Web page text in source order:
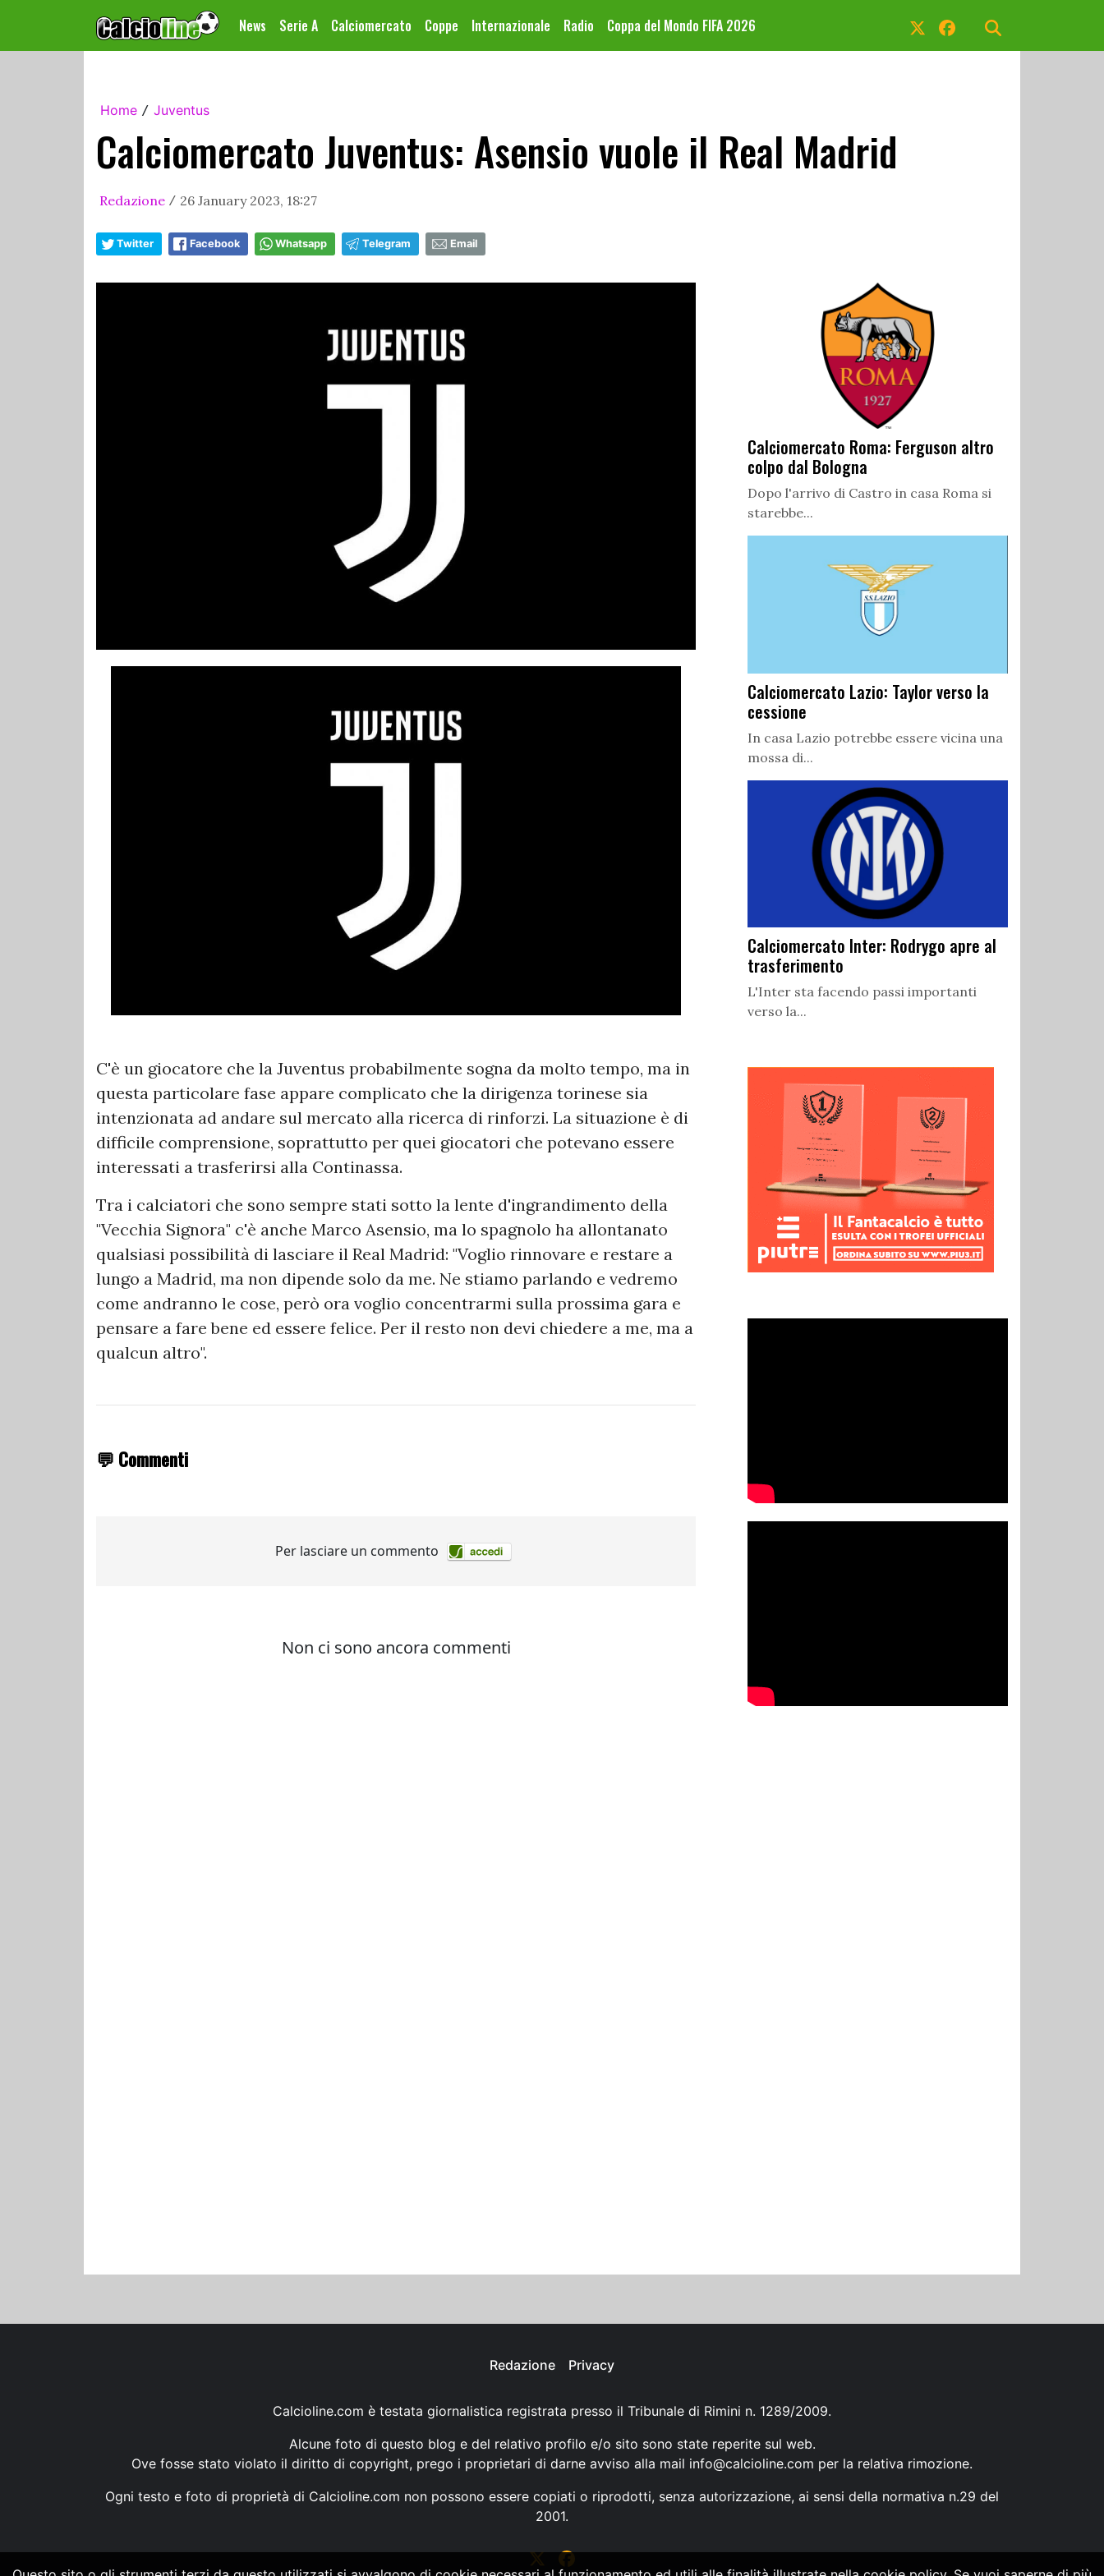
News Serie A Calciomercato Coppe Internazionale Radio Coppa del Mondo FIFA 2026
Home / Juventus
Calciomercato Juventus: Asensio vuole il Real Madrid
Redazione / 26 January 2023, 18:27
Twitter Facebook Whatsapp Telegram Email
C'è un giocatore che la Juventus probabilmente sogna da molto tempo, ma in
questa particolare fase appare complicato che la dirigenza torinese sia
intenzionata ad andare sul mercato alla ricerca di rinforzi. La situazione è di
difficile comprensione, soprattutto per quei giocatori che potevano essere
interessati a trasferirsi alla Continassa.
Tra i calciatori che sono sempre stati sotto la lente d'ingrandimento della
"Vecchia Signora" c'è anche Marco Asensio, ma lo spagnolo ha allontanato
qualsiasi possibilità di lasciare il Real Madrid: "Voglio rinnovare e restare a
lungo a Madrid, ma non dipende solo da me. Ne stiamo parlando e vedremo
come andranno le cose, però ora voglio concentrarmi sulla prossima gara e
pensare a fare bene ed essere felice. Per il resto non devi chiedere a me, ma a
qualcun altro".
💬 Commenti
Calciomercato Roma: Ferguson altro
colpo dal Bologna
Dopo l'arrivo di Castro in casa Roma si
starebbe...
Calciomercato Lazio: Taylor verso la
cessione
In casa Lazio potrebbe essere vicina una
mossa di...
Calciomercato Inter: Rodrygo apre al
trasferimento
L'Inter sta facendo passi importanti
verso la...
Redazione Privacy
Calcioline.com è testata giornalistica registrata presso il Tribunale di Rimini n. 1289/2009.
Alcune foto di questo blog e del relativo profilo e/o sito sono state reperite sul web.
Ove fosse stato violato il diritto di copyright, prego i proprietari di darne avviso alla mail info@calcioline.com per la relativa rimozione.
Ogni testo e foto di proprietà di Calcioline.com non possono essere copiati o riprodotti, senza autorizzazione, ai sensi della normativa n.29 del
2001.